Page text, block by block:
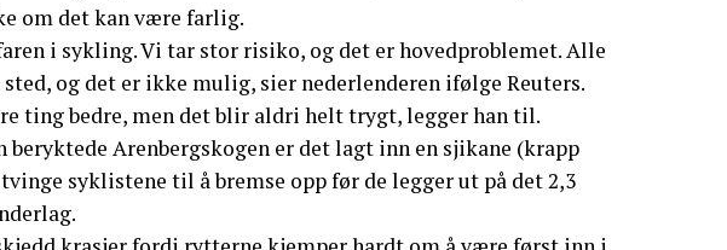
om det kan være farlig.
i sykling. Vi tar stor risiko, og det er hovedproblemet. Alle
og det er ikke mulig, sier nederlenderen ifølge Reuters.
ting bedre, men det blir aldri helt trygt, legger han til.
Arenbergskogen er det lagt inn en sjikane (krapp
syklistene til å bremse opp før de legger ut på det 2,3